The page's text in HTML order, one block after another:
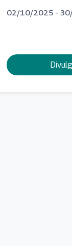
02/10/2025 -